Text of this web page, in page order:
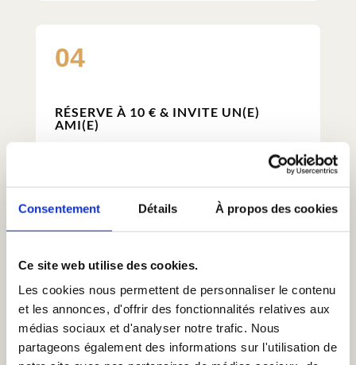
Consentement Détails À propos des cookies
Ce site web utilise des cookies.
Les cookies nous permettent de personnaliser le contenu
et les annonces, d'offrir des fonctionnalités relatives aux
médias sociaux et d'analyser notre trafic. Nous
partageons également des informations sur l'utilisation de
04
RÉSERVE À 10 € & INVITE UN(E)
AMI(E)
l’ami(e) de ton choix avec un drop-in exclusif.
JE TÉLÉCHARGE
L'APPLICATION